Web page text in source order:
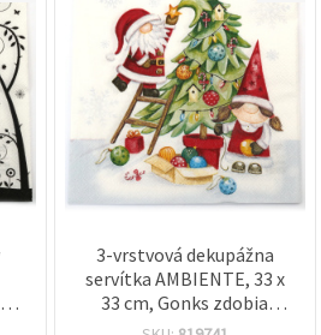
3-vrstvová dekupážna
servítka AMBIENTE, 33 x
33 cm, Gonks zdobia
vianočný stromček – 1 ks